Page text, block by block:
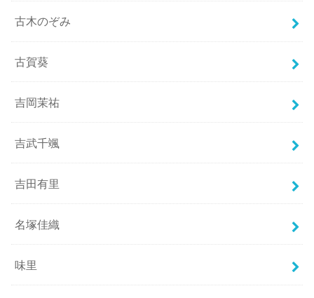
古木のぞみ
古賀葵
吉岡茉祐
吉武千颯
吉田有里
名塚佳織
味里